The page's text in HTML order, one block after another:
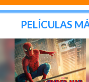
PELÍCULAS